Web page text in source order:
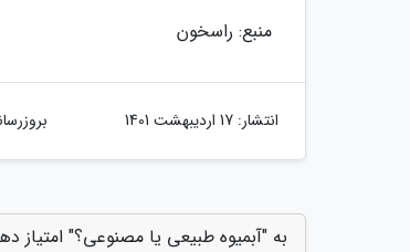
منبع: راسخون
انتشار: 17 اردیبهشت 1401
به "آبمیوه طبیعی یا مصنوعی؟" امتیاز